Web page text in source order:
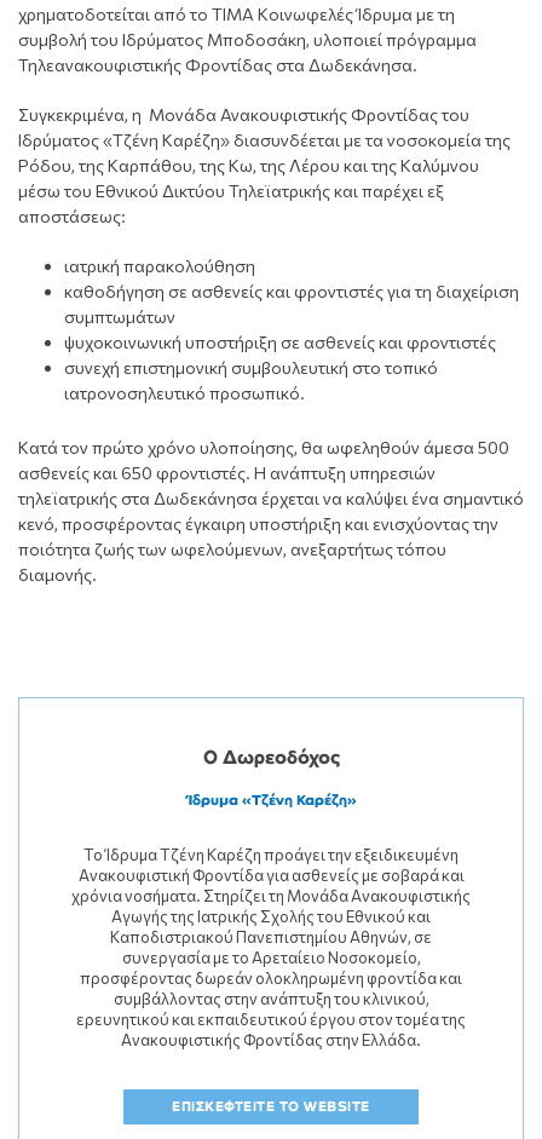
χρηματοδοτείται από το ΤΙΜΑ Κοινωφελές Ίδρυμα με τη
συμβολή του Ιδρύματος Μποδοσάκη, υλοποιεί πρόγραμμα
Τηλεανακουφιστικής Φροντίδας στα Δωδεκάνησα.
Συγκεκριμένα, η Μονάδα Ανακουφιστικής Φροντίδας του
Ιδρύματος «Τζένη Καρέζη» διασυνδέεται με τα νοσοκομεία της
Ρόδου, της Καρπάθου, της Κω, της Λέρου και της Καλύμνου
μέσω του Εθνικού Δικτύου Τηλεϊατρικής και παρέχει εξ
αποστάσεως:
ιατρική παρακολούθηση
καθοδήγηση σε ασθενείς και φροντιστές για τη διαχείριση
συμπτωμάτων
ψυχοκοινωνική υποστήριξη σε ασθενείς και φροντιστές
συνεχή επιστημονική συμβουλευτική στο τοπικό
ιατρονοσηλευτικό προσωπικό.
Κατά τον πρώτο χρόνο υλοποίησης, θα ωφεληθούν άμεσα 500
ασθενείς και 650 φροντιστές. Η ανάπτυξη υπηρεσιών
τηλεϊατρικής στα Δωδεκάνησα έρχεται να καλύψει ένα σημαντικό
κενό, προσφέροντας έγκαιρη υποστήριξη και ενισχύοντας την
ποιότητα ζωής των ωφελούμενων, ανεξαρτήτως τόπου
διαμονής.
Ο Δωρεοδόχος
Ίδρυμα «Τζένη Καρέζη»
Το Ίδρυμα Τζένη Καρέζη προάγει την εξειδικευμένη
Ανακουφιστική Φροντίδα για ασθενείς με σοβαρά και
χρόνια νοσήματα. Στηρίζει τη Μονάδα Ανακουφιστικής
Αγωγής της Ιατρικής Σχολής τουΕθνικού και
Καποδιστριακού Πανεπιστημίου Αθηνών, σε
συνεργασία με τοΑρεταίειο Νοσοκομείο,
προσφέροντας δωρεάν ολοκληρωμένη φροντίδα και
συμβάλλοντας στην ανάπτυξη του κλινικού,
ερευνητικού και εκπαιδευτικού έργου στον τομέα της
Ανακουφιστικής Φροντίδας στην Ελλάδα.
ΕΠΙΣΚΕΦΤΕΙΤΕ ΤΟ WEBSITE